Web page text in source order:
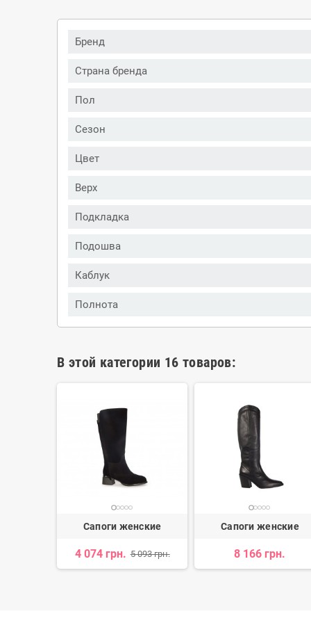
Бренд
Страна бренда
Пол
Сезон
Цвет
Верх
Подкладка
Подошва
Каблук
Полнота
В этой категории 16 товаров:
Сапоги женские
4 074 грн. 5 093 грн.
Сапоги женские
8 166 грн.